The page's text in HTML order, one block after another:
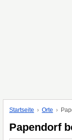
Startseite Orte
Papendorf